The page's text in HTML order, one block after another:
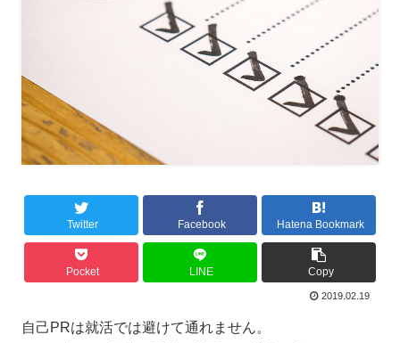
Twitter Facebook Hatena Bookmark
Pocket LINE Copy
2019.02.19
自己PRは就活では避けて通れません。